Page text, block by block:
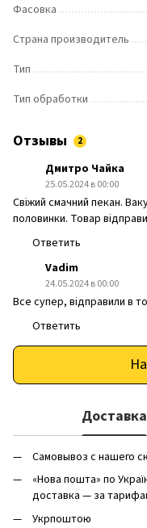
Фасовка
Страна производитель
Тип
Тип обработки
Отзывы 2
Дмитро Чайка
25.05.2024 в 00:00
Свіжий смачний пекан.
половинки. Товар
Ответить
Vadim
24.05.2024 в 00:00
Все супер, відправили в
Ответить
Доставка
Самовывоз с нашего
«Нова пошта» по
доставка — за
Укрпоштою